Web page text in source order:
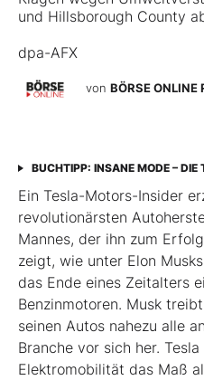
und Hillsborough County
dpa-AFX
von BÖRSE
BUCHTIPP: INSANE MODE – DIE
Ein Tesla-Motors-Insider
revolutionärsten
Mannes, der ihn zum
zeigt, wie unter Elon
das Ende eines Zeitalters
Benzinmotoren. Musk
seinen Autos nahezu alle
Branche vor sich her.
Elektromobilität das Maß